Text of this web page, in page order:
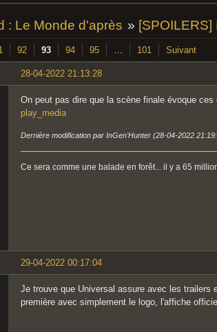
: Le Monde d'après »
92 93 94 95 … 101 Suivant
28-04-2022 21:13:28
On peut pas dire que la scène finale évoque ces
play_media
Dernière modification par InGen'Hunter (28-04-2022
Ce sera comme une balade en forêt... il y a 65
29-04-2022 00:17:04
Je trouve que Universal assure avec les
première avec simplement le logo, l'affiche